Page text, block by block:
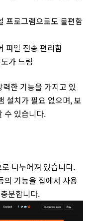
프로그램으로도 불편함
파일 전송 편리함
가 느림
한 기능을 가지고 있
설치가 필요 없으며, 보
수 있습니다.
나누어져 있습니다.
의 기능을 집에서 사용
분합니다.